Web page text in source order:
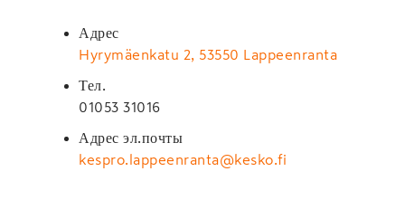
Адрес
Hyrymäenkatu 2, 53550 Lappeenranta
Тел.
01053 31016
Адрес эл.почты
kespro.lappeenranta@kesko.fi